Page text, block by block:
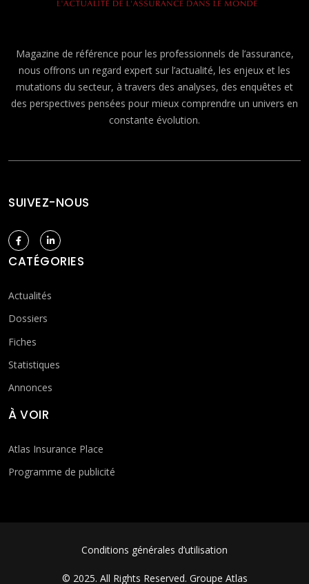
Magazine de référence pour les professionnels de l’assurance,
nous offrons un regard expert sur l’actualité, les enjeux et les
mutations du secteur, à travers des analyses, des enquêtes et
des perspectives pensées pour mieux comprendre un univers en
constante évolution.
SUIVEZ-NOUS
CATÉGORIES
Actualités
Dossiers
Fiches
Statistiques
Annonces
À VOIR
Atlas Insurance Place
Programme de publicité
FOOTER MENUConditions générales d’utilisation
© 2025. All Rights Reserved. Groupe Atlas